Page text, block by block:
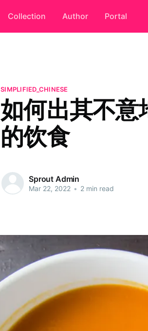
Collection Author Portal
SIMPLIFIED_CHINESE
如何出其不意
的饮食
Sprout Admin
Mar 22, 2022 • 2 min read